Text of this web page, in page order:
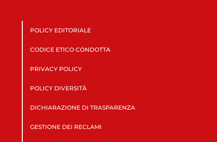
POLICY EDITORIALE
CODICE ETICO CONDOTTA
PRIVACY POLICY
POLICY DIVERSITÀ
DICHIARAZIONE DI TRASPARENZA
GESTIONE DEI RECLAMI